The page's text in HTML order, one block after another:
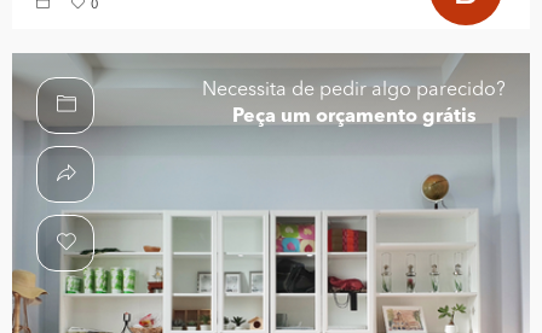
0
Necessita de pedir algo parecido?
Peça um orçamento grátis